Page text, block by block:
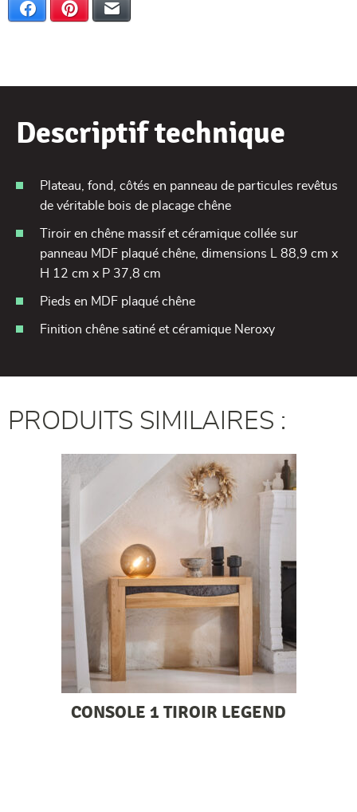
Facebook Pinterest
Descriptif technique
Plateau, fond, côtés en panneau de particules revêtus
de véritable bois de placage chêne
Tiroir en chêne massif et céramique collée sur
panneau MDF plaqué chêne, dimensions L 88,9 cm x
H 12 cm x P 37,8 cm
Pieds en MDF plaqué chêne
Finition chêne satiné et céramique Neroxy
PRODUITS SIMILAIRES :
CONSOLE 1 TIROIR LEGEND